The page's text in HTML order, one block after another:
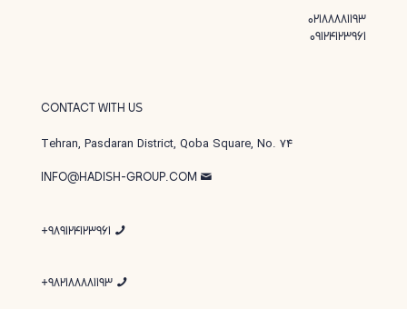
02188881193
09124123961
CONTACT WITH US
Tehran, Pasdaran District, Qoba Square, No. 74